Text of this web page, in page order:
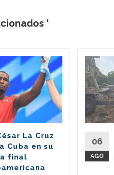
'
La Cruz
Cuba en su
final
06
AGO